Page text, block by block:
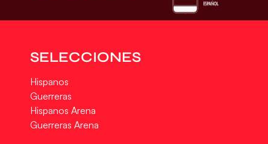
SELECCIONES
Hispanos
Guerreras
Hispanos Arena
Guerreras Arena